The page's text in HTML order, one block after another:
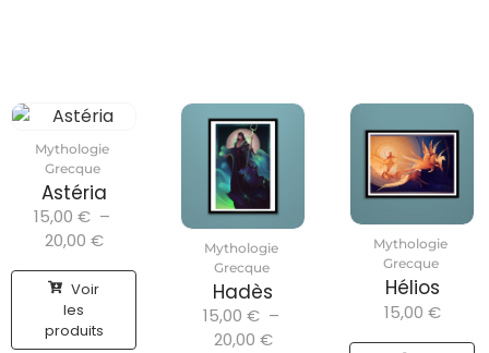
Mythologie
Grecque
Astéria
15,00 € –
20,00 €
Voir
les
produits
Mythologie
Grecque
Hadès
15,00 € –
20,00 €
Mythologie
Grecque
Hélios
15,00 €